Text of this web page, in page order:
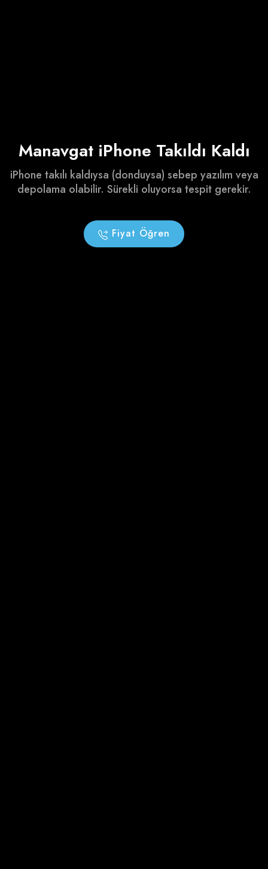
Manavgat iPhone Takıldı Kaldı
iPhone takılı kaldıysa (donduysa) sebep yazılım veya
depolama olabilir. Sürekli oluyorsa tespit gerekir.
Fiyat Öğren